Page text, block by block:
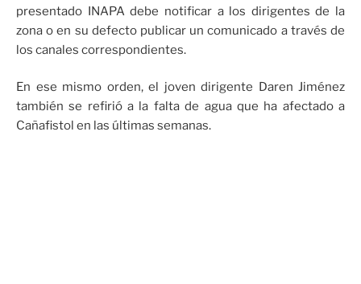
presentado INAPA debe notificar a los dirigentes de la
zona o en su defecto publicar un comunicado a través de
los canales correspondientes.
En ese mismo orden, el joven dirigente Daren Jiménez
también se refirió a la falta de agua que ha afectado a
Cañafistol en las últimas semanas.